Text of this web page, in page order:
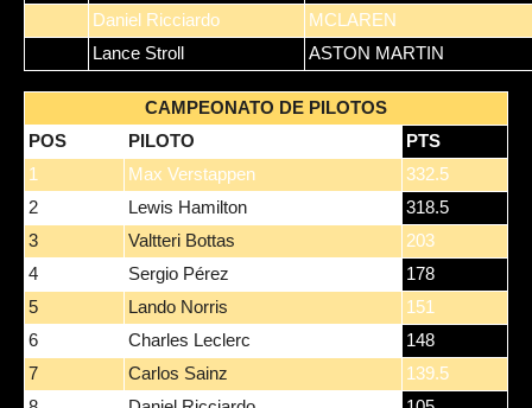
Daniel Ricciardo
MCLAREN
Lance Stroll
ASTON MARTIN
CAMPEONATO DE PILOTOS
POS
PILOTO
PTS
1
Max Verstappen
332.5
2
Lewis Hamilton
318.5
3
Valtteri Bottas
203
4
Sergio Pérez
178
5
Lando Norris
151
6
Charles Leclerc
148
7
Carlos Sainz
139.5